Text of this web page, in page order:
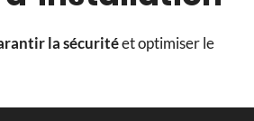
la sécuritéet optimiser le